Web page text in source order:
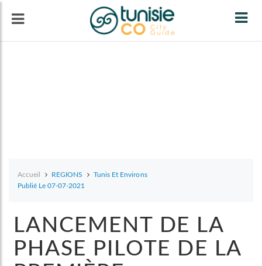
Accueil REGIONS
Tunis Et Environs
Publié Le 07-07-2021
LANCEMENT DE LA
PHASE PILOTE DE LA